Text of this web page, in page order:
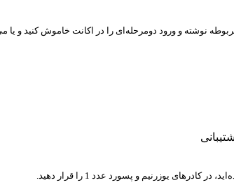
نوشته و ورود دومرحله‌ای را در اکانت خاموش کنید و
یوزرنیم و پسورد عدد 1 را قرار دهید.